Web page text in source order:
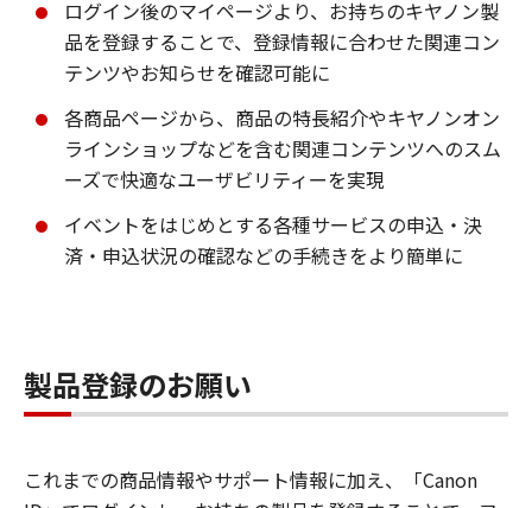
ログイン後のマイページより、お持ちのキヤノン製
品を登録することで、登録情報に合わせた関連コン
テンツやお知らせを確認可能に
各商品ページから、商品の特長紹介やキヤノンオン
ラインショップなどを含む関連コンテンツへのスム
ーズで快適なユーザビリティーを実現
イベントをはじめとする各種サービスの申込・決
済・申込状況の確認などの手続きをより簡単に
製品登録のお願い
これまでの商品情報やサポート情報に加え、「Canon